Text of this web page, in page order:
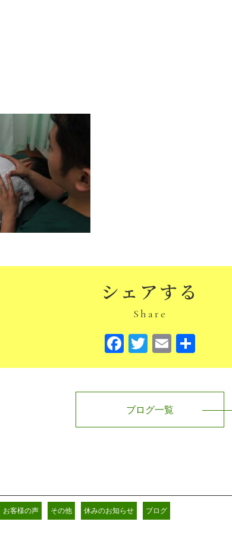
シェアする
Share
Facebook
TwitterEmail
有
ブログ一覧
お客様の声 その他 休みのお知らせ ブログ